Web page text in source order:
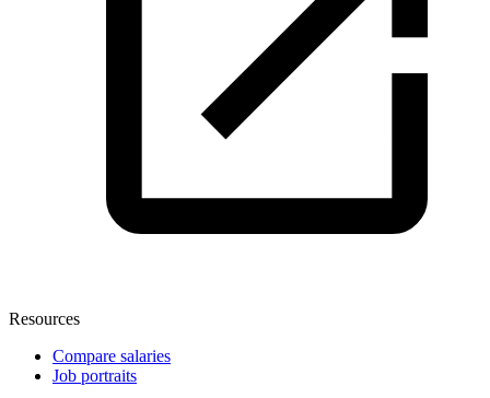
Resources
Compare salaries
Job portraits